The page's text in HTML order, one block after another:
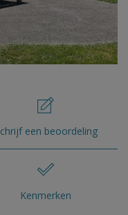
een beoordeling
Kenmerken